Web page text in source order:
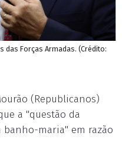
das Forças Armadas. (Crédito:
(Republicanos)
a "questão da
maria" em razão